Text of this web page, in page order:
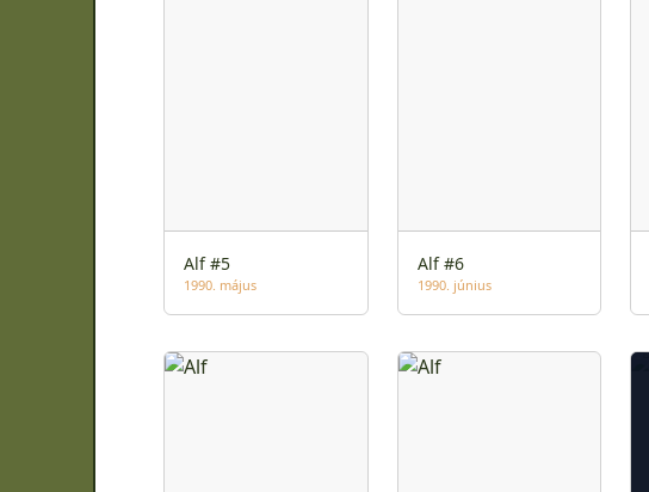
Alf #5
1990. május
Alf #6
1990. június